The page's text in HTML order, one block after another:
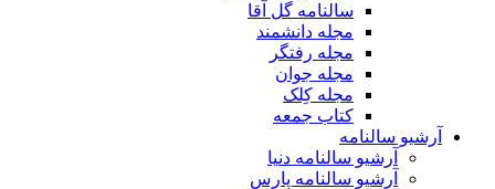
سالنامه گل آقا
مجله دانشمند
مجله رفتگر
مجله جوان
مجله کِلک
کتاب جمعه
آرشیو سالنامه
آرشیو سالنامه دنیا
آرشیو سالنامه پارس